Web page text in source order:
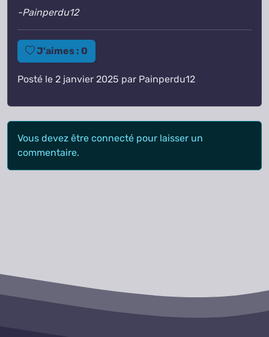
-Painperdu12
J'aimes : 0
Posté le 2 janvier 2025 par Painperdu12
Vous devez être connecté pour laisser un
commentaire.